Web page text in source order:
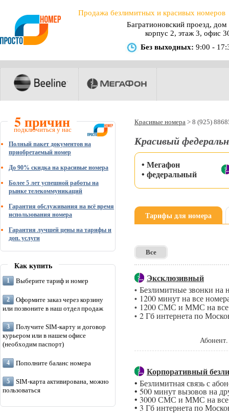
Продажа безлимитных и красивых номеров
Багратионовский проезд, дом
корпус 2, этаж 3, офис
Без выходных: 9:00 -
5 причин
подключиться у нас
Полный пакет документов на
приобретаемый номер
До 90% скидка на красивые номера
Более 5 лет успешной работы на
рынке телекоммуникаций
Гарантия обслуживания на всё время
использования номера
Гарантия лучшей цены на тарифы и
доп. услуги
Как купить
Выберите тариф и номер
Оформите заказ через корзину
или позвоните в наш отдел продаж
Получите SIM-карту и договор
курьером или в нашем офисе
(необходим паспорт)
Пополните баланс номера
SIM-карта активирована, можно
пользоваться
Красивые номера > 8 (925)
Красивый
• Мегафон
• федеральный
Тарифы для номера
Все
Эксклюзивный
• Безлимитные звонки на
• 1200 минут на все
• 1200 СМС и ММС на все
• 2 Гб интернета по
Корпоративный
• Безлимитная связь с
• 500 минут вызовов на
• 3000 СМС и ММС на все
• 3 Гб интернета по